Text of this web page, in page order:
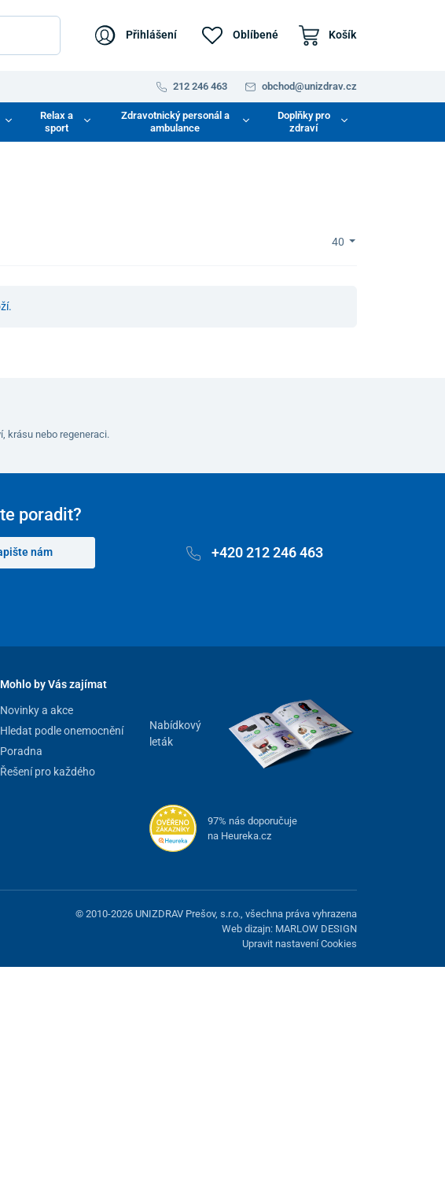
Přihlášení Oblíbené Košík
212 246 463 obchod@unizdrav.cz
Relax a
sport
Zdravotnický personál a
ambulance
Doplňky pro
zdraví
40
krásu nebo regeneraci.
poradit?
nám +420 212 246 463
Mohlo by Vás zajímat
Novinky a akce
Hledat podle onemocnění
Poradna
Řešení pro každého
Nabídkový
leták
97% nás doporučuje
na Heureka.cz
© 2010-2026 UNIZDRAV Prešov, s.r.o., všechna práva vyhrazena
Web dizajn: MARLOW DESIGN
Upravit nastavení Cookies